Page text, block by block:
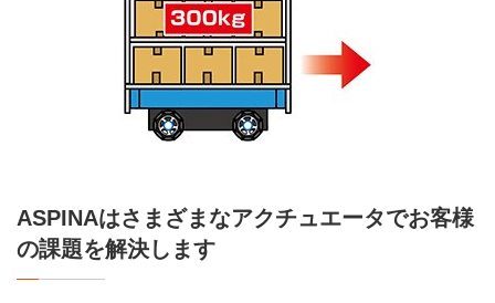
ASPINAはさまざまなアクチュエータでお客様
の課題を解決します